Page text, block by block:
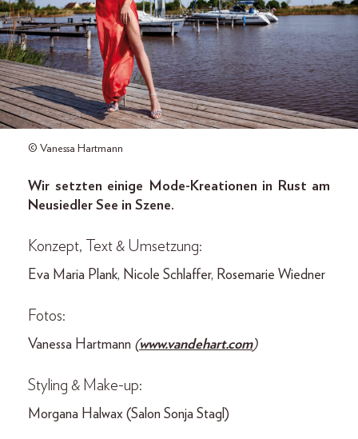
© Vanessa Hartmann
Wir setzten einige Mode-Kreationen in Rust am
Neusiedler See in Szene.
Konzept, Text & Umsetzung:
Eva Maria Plank, Nicole Schlaffer, Rosemarie Wiedner
Fotos:
Vanessa Hartmann (www.vandehart.com)
Styling & Make-up:
Morgana Halwax (Salon Sonja Stagl)